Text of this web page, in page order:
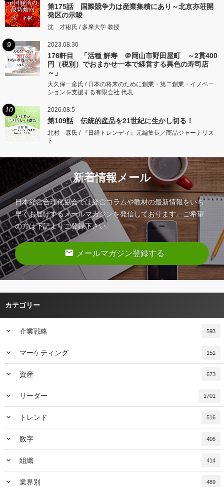
第175話 国際競争力は産業集積にあり～北京亦荘開
発区の示唆
沈 才彬氏 / 多摩大学 教授
9 2023.08.30
176軒目 「活種 鮮寿 ＠岡山市野田屋町 ～2貫400
円（税別）でおまかせ一本で経営する異色の寿司店
～」
大久保一彦氏 / 日本の将来のために創業・第二創業・イノベー
ションを支援する有限会社 代表
10 2026.08.5
第109話 伝統的産品を21世紀に生かし切る！
北村 森氏 / 『日経トレンディ』元編集長／商品ジャーナリス
ト
新着情報メール
日本経営合理化協会では経営コラムや教材の最新情報をいち
早くお届けするメールマガジンを発信しております。ご希望
の方は下記よりご登録下さい。
email メールマガジン登録する
カテゴリー
keyboard_arrow_down 企業戦略 593
keyboard_arrow_down マーケティング 151
keyboard_arrow_down 資産 673
keyboard_arrow_down リーダー 1701
keyboard_arrow_down トレンド 516
keyboard_arrow_down 数字 406
keyboard_arrow_down 組織 414
keyboard_arrow_down 業界別 489